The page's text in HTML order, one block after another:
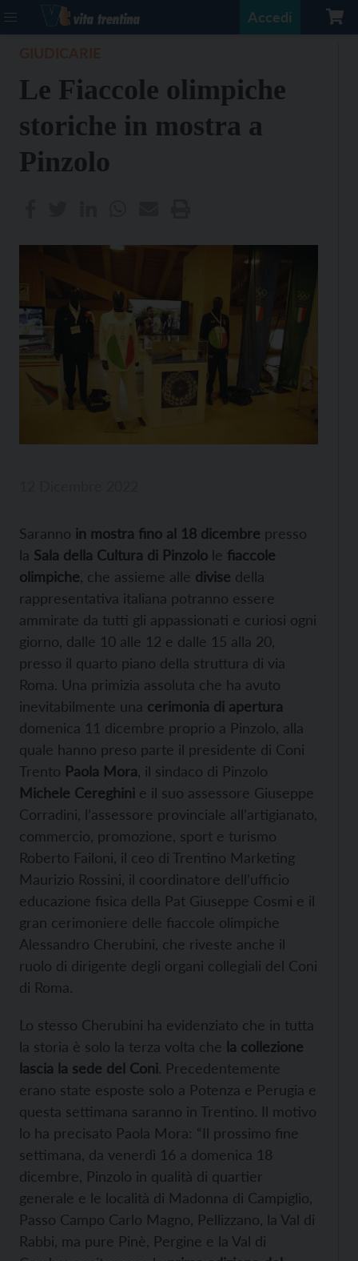
Accedi
Le Fiaccole olimpiche
storiche in mostra a
Pinzolo
Saranno in mostra fino al 18 dicembre presso
la Sala della Cultura di Pinzolo le fiaccole
olimpiche , che assieme alle divise della
rappresentativa italiana potranno essere
ammirate da tutti gli appassionati e curiosi ogni
giorno, dalle 10 alle 12 e dalle 15 alla 20,
presso il quarto piano della struttura di via
Roma. Una primizia assoluta che ha avuto
inevitabilmente una cerimonia di apertura
domenica 11 dicembre proprio a Pinzolo, alla
quale hanno preso parte il presidente di Coni
Trento Paola Mora , il sindaco di Pinzolo
Michele Cereghini e il suo assessore Giuseppe
Corradini, l’assessore provinciale all’artigianato,
commercio, promozione, sport e turismo
Roberto Failoni, il ceo di Trentino Marketing
Maurizio Rossini, il coordinatore dell’ufficio
educazione fisica della Pat Giuseppe Cosmi e il
gran cerimoniere delle fiaccole olimpiche
Alessandro Cherubini, che riveste anche il
ruolo di dirigente degli organi collegiali del Coni
di Roma.
Lo stesso Cherubini ha evidenziato che in tutta
la storia è solo la terza volta che la collezione
lascia la sede del Coni. Precedentemente
erano state esposte solo a Potenza e Perugia e
questa settimana saranno in Trentino. Il motivo
lo ha precisato Paola Mora: “Il prossimo fine
settimana, da venerdì 16 a domenica 18
dicembre, Pinzolo in qualità di quartier
generale e le località di Madonna di Campiglio,
Passo Campo Carlo Magno, Pellizzano, la Val di
Rabbi, ma pure Pinè, Pergine e la Val di